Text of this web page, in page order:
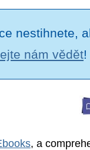
nestihnete,
nám vědět!
, a